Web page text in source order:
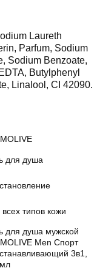
Laureth
Parfum, Sodium
Sodium Benzoate,
Butylphenyl
Linalool, CI 42090.
для душа
типов кожи
для душа мужской
Men Спорт
3в1,